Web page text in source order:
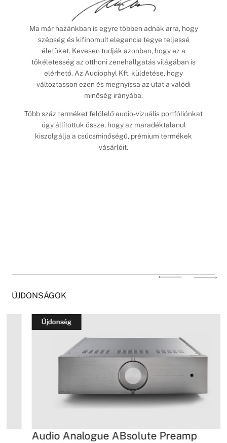
Ma már hazánkban is egyre többen adnak arra, hogy
szépség és kifinomult elegancia tegye teljessé
életüket. Kevesen tudják azonban, hogy ez a
tökéletesség az otthoni zenehallgatás világában is
elérhető. Az Audiophyl Kft. küldetése, hogy
változtasson ezen és megnyissa az utat a valódi
minőség irányába.
Több száz terméket felölelő audio-vizuális portfóliónkat
úgy állítottuk össze, hogy az maradéktalanul
kiszolgálja a csúcsminőségű, prémium termékek
vásárlóit.
ÚJDONSÁGOK
Újdonság
Audio Analogue ABsolute Preamp